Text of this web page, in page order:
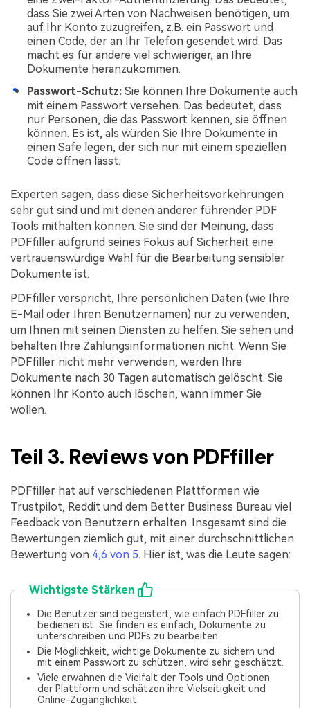
dass Sie zwei Arten von Nachweisen benötigen, um
auf Ihr Konto zuzugreifen, z.B. ein Passwort und
einen Code, der an Ihr Telefon gesendet wird. Das
macht es für andere viel schwieriger, an Ihre
Dokumente heranzukommen.
Passwort-Schutz: Sie können Ihre Dokumente auch
mit einem Passwort versehen. Das bedeutet, dass
nur Personen, die das Passwort kennen, sie öffnen
können. Es ist, als würden Sie Ihre Dokumente in
einen Safe legen, der sich nur mit einem speziellen
Code öffnen lässt.
Experten sagen, dass diese Sicherheitsvorkehrungen
sehr gut sind und mit denen anderer führender PDF
Tools mithalten können. Sie sind der Meinung, dass
PDFfiller aufgrund seines Fokus auf Sicherheit eine
vertrauenswürdige Wahl für die Bearbeitung sensibler
Dokumente ist.
PDFfiller verspricht, Ihre persönlichen Daten (wie Ihre
E-Mail oder Ihren Benutzernamen) nur zu verwenden,
um Ihnen mit seinen Diensten zu helfen. Sie sehen und
behalten Ihre Zahlungsinformationen nicht. Wenn Sie
PDFfiller nicht mehr verwenden, werden Ihre
Dokumente nach 30 Tagen automatisch gelöscht. Sie
können Ihr Konto auch löschen, wann immer Sie
wollen.
Teil 3. Reviews von PDFfiller
PDFfiller hat auf verschiedenen Plattformen wie
Trustpilot, Reddit und dem Better Business Bureau viel
Feedback von Benutzern erhalten. Insgesamt sind die
Bewertungen ziemlich gut, mit einer durchschnittlichen
Bewertung von 4,6 von 5. Hier ist, was die Leute sagen:
Wichtigste Stärken
Die Benutzer sind begeistert, wie einfach PDFfiller zu
bedienen ist. Sie finden es einfach, Dokumente zu
unterschreiben und PDFs zu bearbeiten.
Die Möglichkeit, wichtige Dokumente zu sichern und
mit einem Passwort zu schützen, wird sehr geschätzt.
Viele erwähnen die Vielfalt der Tools und Optionen
der Plattform und schätzen ihre Vielseitigkeit und
Online-Zugänglichkeit.